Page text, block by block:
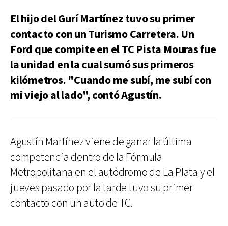
El hijo del Gurí Martínez tuvo su primer
contacto con un Turismo Carretera. Un
Ford que compite en el TC Pista Mouras fue
la unidad en la cual sumó sus primeros
kilómetros. "Cuando me subí, me subí con
mi viejo al lado", contó Agustín.
Agustín Martínez viene de ganar la última
competencia dentro de la Fórmula
Metropolitana en el autódromo de La Plata y el
jueves pasado por la tarde tuvo su primer
contacto con un auto de TC.